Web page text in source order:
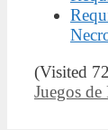
(Visited
Categorías
Juegos de